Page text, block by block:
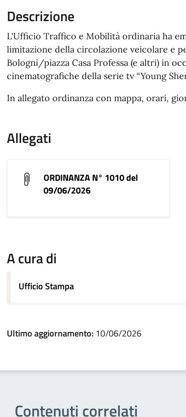
Descrizione
L'Ufficio Traffico e Mobilità ordinaria ha
limitazione della circolazione veicolare e
Bologni/piazza Casa Professa (e altri) in
cinematografiche della serie tv “Young
In allegato ordinanza con mappa, orari,
Allegati
ORDINANZA N° 1010 del
09/06/2026
A cura di
Ufficio Stampa
Ultimo aggiornamento: 10/06/2026
Contenuti correlati